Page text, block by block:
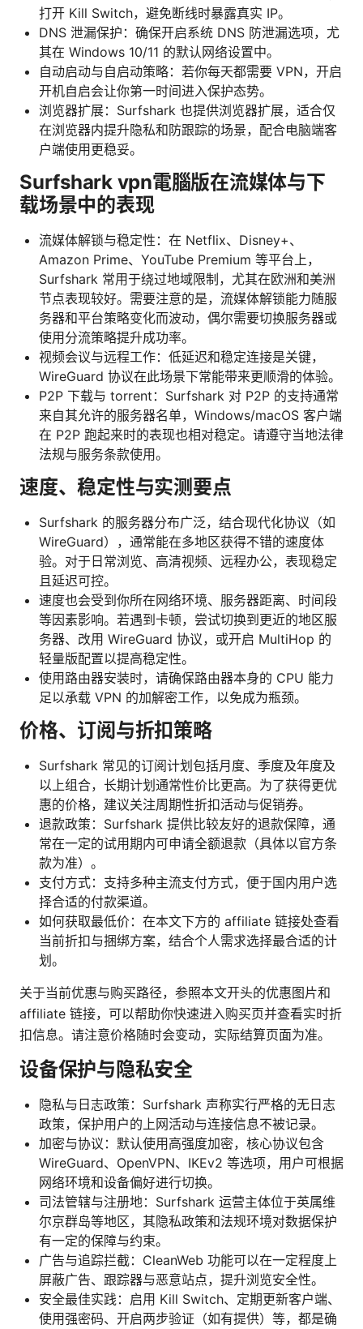
打开 Kill Switch，避免断线时暴露真实 IP。
DNS 泄漏保护：确保开启系统 DNS 防泄漏选项，尤
其在 Windows 10/11 的默认网络设置中。
自动启动与自启动策略：若你每天都需要 VPN，开启
开机自启会让你第一时间进入保护态势。
浏览器扩展：Surfshark 也提供浏览器扩展，适合仅
在浏览器内提升隐私和防跟踪的场景，配合电脑端客
户端使用更稳妥。
Surfshark vpn電腦版在流媒体与下
载场景中的表现
流媒体解锁与稳定性：在 Netflix、Disney+、
Amazon Prime、YouTube Premium 等平台上，
Surfshark 常用于绕过地域限制，尤其在欧洲和美洲
节点表现较好。需要注意的是，流媒体解锁能力随服
务器和平台策略变化而波动，偶尔需要切换服务器或
使用分流策略提升成功率。
视频会议与远程工作：低延迟和稳定连接是关键，
WireGuard 协议在此场景下常能带来更顺滑的体验。
P2P 下载与 torrent：Surfshark 对 P2P 的支持通常
来自其允许的服务器名单，Windows/macOS 客户端
在 P2P 跑起来时的表现也相对稳定。请遵守当地法律
法规与服务条款使用。
速度、稳定性与实测要点
Surfshark 的服务器分布广泛，结合现代化协议（如
WireGuard），通常能在多地区获得不错的速度体
验。对于日常浏览、高清视频、远程办公，表现稳定
且延迟可控。
速度也会受到你所在网络环境、服务器距离、时间段
等因素影响。若遇到卡顿，尝试切换到更近的地区服
务器、改用 WireGuard 协议，或开启 MultiHop 的
轻量版配置以提高稳定性。
使用路由器安装时，请确保路由器本身的 CPU 能力
足以承载 VPN 的加解密工作，以免成为瓶颈。
价格、订阅与折扣策略
Surfshark 常见的订阅计划包括月度、季度及年度及
以上组合，长期计划通常性价比更高。为了获得更优
惠的价格，建议关注周期性折扣活动与促销券。
退款政策：Surfshark 提供比较友好的退款保障，通
常在一定的试用期内可申请全额退款（具体以官方条
款为准）。
支付方式：支持多种主流支付方式，便于国内用户选
择合适的付款渠道。
如何获取最低价：在本文下方的 affiliate 链接处查看
当前折扣与捆绑方案，结合个人需求选择最合适的计
划。
关于当前优惠与购买路径，参照本文开头的优惠图片和
affiliate 链接，可以帮助你快速进入购买页并查看实时折
扣信息。请注意价格随时会变动，实际结算页面为准。
设备保护与隐私安全
隐私与日志政策：Surfshark 声称实行严格的无日志
政策，保护用户的上网活动与连接信息不被记录。
加密与协议：默认使用高强度加密，核心协议包含
WireGuard、OpenVPN、IKEv2 等选项，用户可根据
网络环境和设备偏好进行切换。
司法管辖与注册地：Surfshark 运营主体位于英属维
尔京群岛等地区，其隐私政策和法规环境对数据保护
有一定的保障与约束。
广告与追踪拦截：CleanWeb 功能可以在一定程度上
屏蔽广告、跟踪器与恶意站点，提升浏览安全性。
安全最佳实践：启用 Kill Switch、定期更新客户端、
使用强密码、开启两步验证（如有提供）等，都是确